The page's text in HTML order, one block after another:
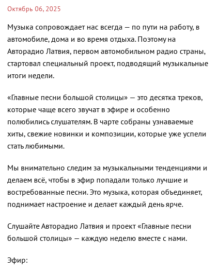
Октябрь 06, 2025
Музыка сопровождает нас всегда — по пути на работу, в
автомобиле, дома и во время отдыха. Поэтому на
Авторадио Латвия, первом автомобильном радио страны,
стартовал специальный проект, подводящий музыкальные
итоги недели.
«Главные песни большой столицы» — это десятка треков,
которые чаще всего звучат в эфире и особенно
полюбились слушателям. В чарте собраны узнаваемые
хиты, свежие новинки и композиции, которые уже успели
стать любимыми.
Мы внимательно следим за музыкальными тенденциями и
делаем всё, чтобы в эфир попадали только лучшие и
востребованные песни. Это музыка, которая объединяет,
поднимает настроение и делает каждый день ярче.
Слушайте Авторадио Латвия и проект «Главные песни
большой столицы» — каждую неделю вместе с нами.
Эфир: